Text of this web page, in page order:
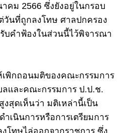
คม 2566 ซึ่งยังอยู่ในกรอบ
วันที่ถูกลงโทษ ศาลปกครอง
บคำฟ้องในส่วนนี้ไว้พิจารณา
พิกถอนมติของคณะกรรมการ
และคณะกรรมการ ป.ป.ช.
สุดเห็นว่า มติเหล่านี้เป็น
ำเนินการหรือการเตรียมการ
งโทษไล่ออกจากราชการ ซึ่ง